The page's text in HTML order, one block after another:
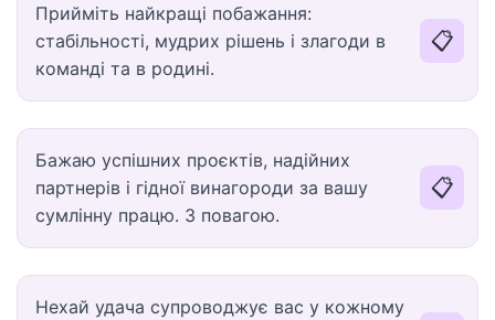
Прийміть найкращі побажання:
стабільності, мудрих рішень і злагоди в
команді та в родині.
📋
Бажаю успішних проєктів, надійних
партнерів і гідної винагороди за вашу
сумлінну працю. З повагою.
📋
Нехай удача супроводжує вас у кожному